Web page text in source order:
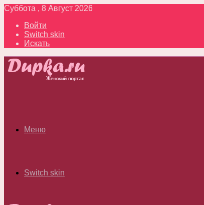
Суббота , 8 Август 2026
Войти
Switch skin
Искать
Меню
Switch skin